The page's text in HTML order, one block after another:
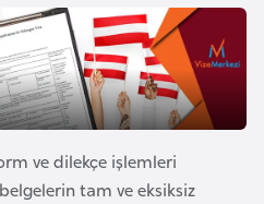
i
ve dilekçe işlemleri
tam ve eksiksiz